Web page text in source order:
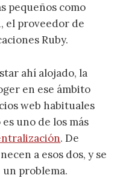
pequeños como
el proveedor de
Ruby.
ahí alojado, la
en ese ámbito
web habituales
uno de los más
. De
a esos dos, y se
problema.